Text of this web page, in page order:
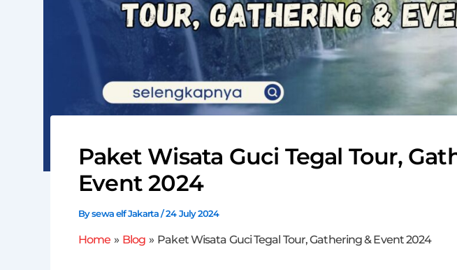
Paket Wisata Guci Tegal Tour,
Event 2024
Bysewa elf Jakarta/24 July 2024
Home Blog Paket Wisata Guci Tegal Tour, Gathering & Event 2024